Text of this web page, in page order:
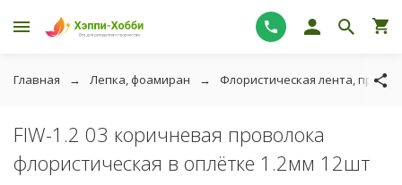
Главная Лепка, фоамиран Флористическая лента,
FIW-1.2 03 коричневая проволока
флористическая в оплётке 1.2мм 12шт